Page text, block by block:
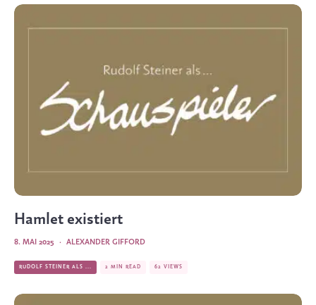
Hamlet existiert
ALEXANDER GIFFORD
·
8. MAI 2025
RUDOLF STEINER ALS ... 2 MIN READ 62 VIEWS